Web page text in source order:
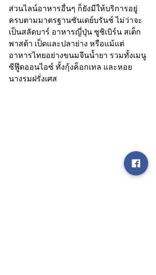
ส่วนไลน์อาหารอื่นๆ ก็ยังมีให้บริการอยู่
ครบตามมาตรฐานซันเดย์บรันช์ ไม่ว่าจะ
เป็นสลัดบาร์ อาหารญี่ปุ่น ซูชิเบิร์น สเต็ก
พาสต้า เป็ดและปลาย่าง หรือแม้แต่
อาหารไทยอย่างขนมจีนน้ำยา รวมทั้งเมนู
ซีฟู๊ดออนไอซ์ ทั้งกุ้งค็อกเทล และหอย
นางรมฝรั่งเศส